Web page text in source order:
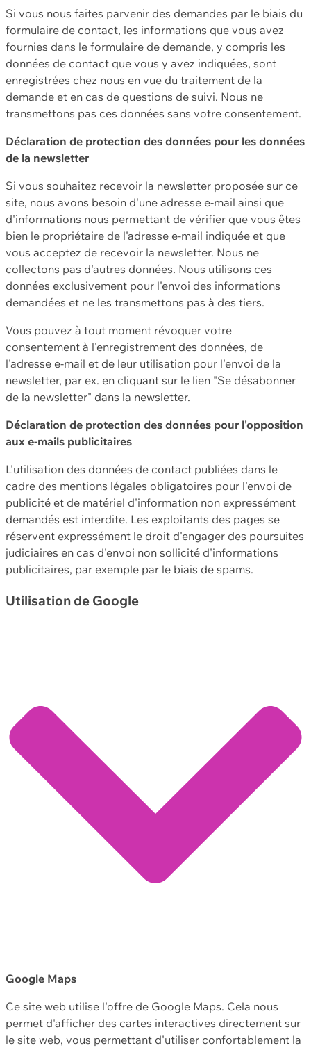
Si vous nous faites parvenir des demandes par le biais du
formulaire de contact, les informations que vous avez
fournies dans le formulaire de demande, y compris les
données de contact que vous y avez indiquées, sont
enregistrées chez nous en vue du traitement de la
demande et en cas de questions de suivi. Nous ne
transmettons pas ces données sans votre consentement.
Déclaration de protection des données pour les données
de la newsletter
Si vous souhaitez recevoir la newsletter proposée sur ce
site, nous avons besoin d'une adresse e-mail ainsi que
d'informations nous permettant de vérifier que vous êtes
bien le propriétaire de l'adresse e-mail indiquée et que
vous acceptez de recevoir la newsletter. Nous ne
collectons pas d'autres données. Nous utilisons ces
données exclusivement pour l'envoi des informations
demandées et ne les transmettons pas à des tiers.
Vous pouvez à tout moment révoquer votre
consentement à l'enregistrement des données, de
l'adresse e-mail et de leur utilisation pour l'envoi de la
newsletter, par ex. en cliquant sur le lien "Se désabonner
de la newsletter" dans la newsletter.
Déclaration de protection des données pour l'opposition
aux e-mails publicitaires
L'utilisation des données de contact publiées dans le
cadre des mentions légales obligatoires pour l'envoi de
publicité et de matériel d'information non expressément
demandés est interdite. Les exploitants des pages se
réservent expressément le droit d'engager des poursuites
judiciaires en cas d'envoi non sollicité d'informations
publicitaires, par exemple par le biais de spams.
Utilisation de Google
Google Maps
Ce site web utilise l'offre de Google Maps. Cela nous
permet d'afficher des cartes interactives directement sur
le site web, vous permettant d'utiliser confortablement la